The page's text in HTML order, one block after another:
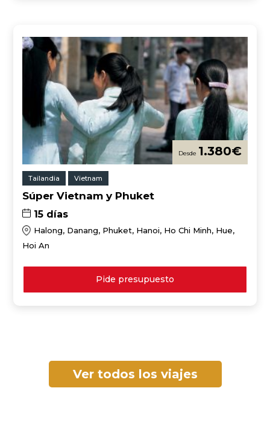
1.380€
Tailandia Vietnam
Súper Vietnam y Phuket
15 días
Halong, Danang, Phuket, Hanoi, Ho Chi Minh, Hue,
Hoi An
Pide presupuesto
Ver todos los viajes